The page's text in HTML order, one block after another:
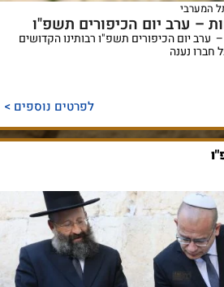
המערבי
– ערב יום הכיפורים תשפ"ו
יום הכיפורים תשפ"ו רבותינו הקדושים
חברו נענה
לפרטים נוספים >